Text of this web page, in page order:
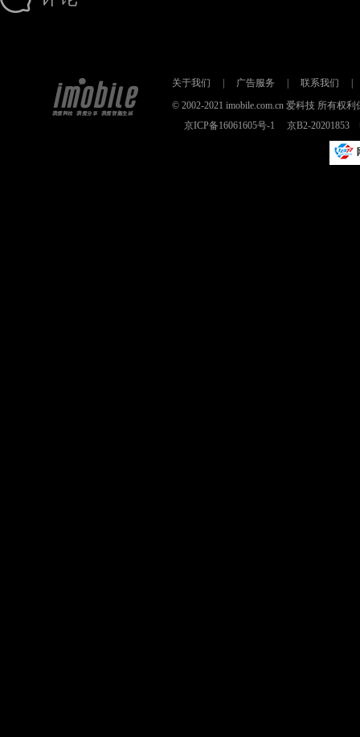
关于我们 广告服务 联系我们
© 2002-2021 imobile.com.cn 爱科技 所有权
京ICP备16061605号-1
京B2-20201853